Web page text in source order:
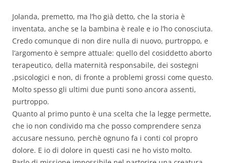
Jolanda, premetto, ma l’ho già detto, che la storia è
inventata, anche se la bambina è reale e io l’ho conosciuta.
Credo comunque di non dire nulla di nuovo, purtroppo, e
l’argomento è sempre attuale: quello del cosiddetto aborto
terapeutico, della maternità responsabile, dei sostegni
,psicologici e non, di fronte a problemi grossi come questo.
Molto spesso gli ultimi due punti sono ancora assenti,
purtroppo.
Quanto al primo punto è una scelta che la legge permette,
che io non condivido ma che posso comprendere senza
accusare nessuno, perchè ognuno fa i conti col propro
dolore. E io di dolore in questi casi ne ho visto molto.